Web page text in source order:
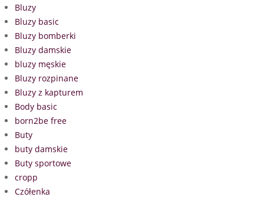
Bluzy
Bluzy basic
Bluzy bomberki
Bluzy damskie
bluzy męskie
Bluzy rozpinane
Bluzy z kapturem
Body basic
born2be free
Buty
buty damskie
Buty sportowe
cropp
Czółenka